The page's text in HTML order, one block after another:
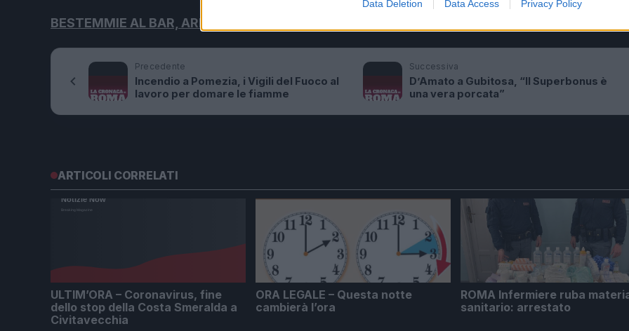
Data Deletion Data Access Privacy Policy
BESTEMMIE AL BAR, ARRIVA IL ‘BESTEMMIOMETRO’
Precedente
Incendio a Pomezia, i Vigili del Fuoco al
lavoro per domare le fiamme
Successiva
D’Amato a Gubitosa, “Il Superbonus è
una vera porcata”
ARTICOLI CORRELATI
ULTIM’ORA – Coronavirus, fine
dello stop della Costa Smeralda a
Civitavecchia
ORA LEGALE – Questa notte
cambierà l’ora
ROMA Infermiere ruba
sanitario: arrestato